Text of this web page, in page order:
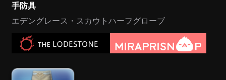
手防具
エデングレース・スカウトハーフグローブ